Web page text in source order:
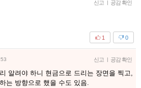
신고 공감 확인
0
1
신고 공감 확인
알려야 하니 현금으로 드리는 장면을 찍고,
는 방향으로 했을 수도 있음.